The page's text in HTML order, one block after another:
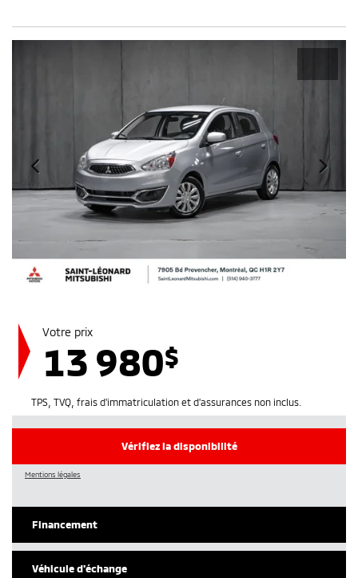
Votre prix
13 980$
TPS, TVQ, frais d'immatriculation et d'assurances non inclus.
Vérifiez la disponibilité
Mentions légales
Financement
Véhicule d'échange